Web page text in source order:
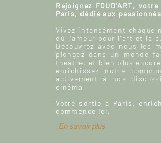
Rejoignez FOUD'ART,
Paris, dédié aux
Vivez intensément chaque
où l'amour pour l'art et la
Découvrez avec nous les
plongez dans un monde
théâtre, et bien plus
enrichissez notre
activement à nos
cinéma.
Votre sortie à Paris,
commence ici.
En savoir plus